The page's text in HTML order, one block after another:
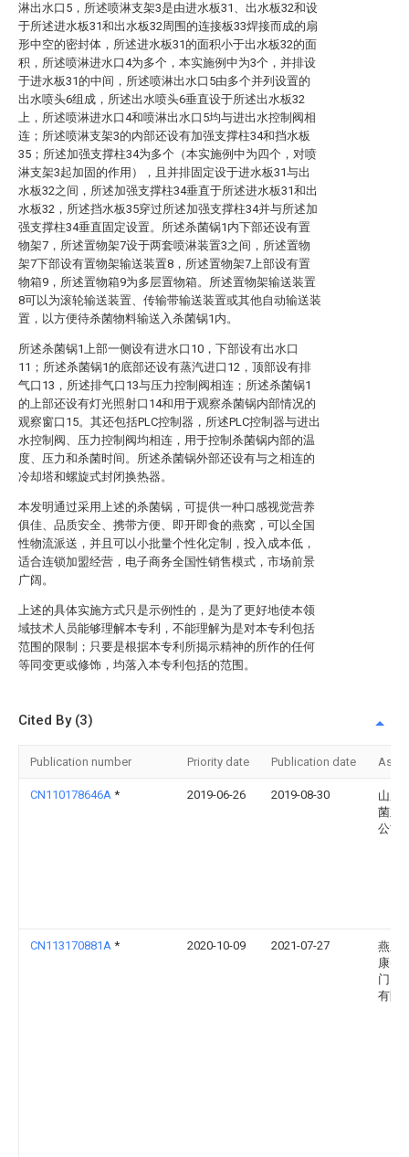
淋出水口5，所述喷淋支架3是由进水板31、出水板32和设
于所述进水板31和出水板32周围的连接板33焊接而成的扇
形中空的密封体，所述进水板31的面积小于出水板32的面
积，所述喷淋进水口4为多个，本实施例中为3个，并排设
于进水板31的中间，所述喷淋出水口5由多个并列设置的
出水喷头6组成，所述出水喷头6垂直设于所述出水板32
上，所述喷淋进水口4和喷淋出水口5均与进出水控制阀相
连；所述喷淋支架3的内部还设有加强支撑柱34和挡水板
35；所述加强支撑柱34为多个（本实施例中为四个，对喷
淋支架3起加固的作用），且并排固定设于进水板31与出
水板32之间，所述加强支撑柱34垂直于所述进水板31和出
水板32，所述挡水板35穿过所述加强支撑柱34并与所述加
强支撑柱34垂直固定设置。所述杀菌锅1内下部还设有置
物架7，所述置物架7设于两套喷淋装置3之间，所述置物
架7下部设有置物架输送装置8，所述置物架7上部设有置
物箱9，所述置物箱9为多层置物箱。所述置物架输送装置
8可以为滚轮输送装置、传输带输送装置或其他自动输送装
置，以方便待杀菌物料输送入杀菌锅1内。
所述杀菌锅1上部一侧设有进水口10，下部设有出水口
11；所述杀菌锅1的底部还设有蒸汽进口12，顶部设有排
气口13，所述排气口13与压力控制阀相连；所述杀菌锅1
的上部还设有灯光照射口14和用于观察杀菌锅内部情况的
观察窗口15。其还包括PLC控制器，所述PLC控制器与进出
水控制阀、压力控制阀均相连，用于控制杀菌锅内部的温
度、压力和杀菌时间。所述杀菌锅外部还设有与之相连的
冷却塔和螺旋式封闭换热器。
本发明通过采用上述的杀菌锅，可提供一种口感视觉营养
俱佳、品质安全、携带方便、即开即食的燕窝，可以全国
性物流派送，并且可以小批量个性化定制，投入成本低，
适合连锁加盟经营，电子商务全国性销售模式，市场前景
广阔。
上述的具体实施方式只是示例性的，是为了更好地使本领
域技术人员能够理解本专利，不能理解为是对本专利包括
范围的限制；只要是根据本专利所揭示精神的所作的任何
等同变更或修饰，均落入本专利包括的范围。
Cited By (3)
Publication number Priority date Publication date
CN110178646A * 2019-06-26 2019-08-30
山东
菌业
公司
CN113170881A * 2020-10-09 2021-07-27
燕之
康美
门）
有限